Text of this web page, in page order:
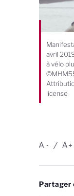
avril
à vélo
license
-
A +
A
Partager